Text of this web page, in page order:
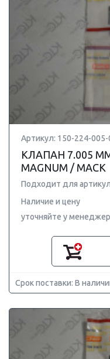
Артикул: 150-224-005-
КЛАПАН 7.005 ММ
MAGNUM / MACK
Подходит для
Наличие и цену
уточняйте у
Срок поставки: В